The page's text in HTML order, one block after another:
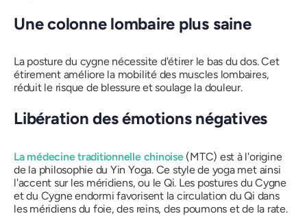
Une colonne lombaire plus saine
La posture du cygne nécessite d'étirer le bas du dos. Cet
étirement améliore la mobilité des muscles lombaires,
réduit le risque de blessure et soulage la douleur.
Libération des émotions négatives
La médecine traditionnelle chinoise(MTC) est à l'origine
de la philosophie du Yin Yoga. Ce style de yoga met ainsi
l'accent sur les méridiens, ou le Qi. Les postures du Cygne
et du Cygne endormi favorisent la circulation duQi dans
les méridiens du foie, des reins, des poumons et de la rate.